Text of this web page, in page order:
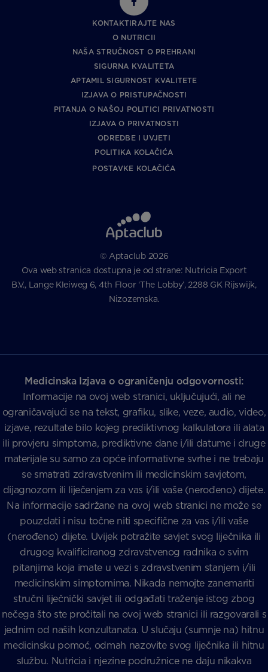
KONTAKTIRAJTE NAS
O NUTRICII
NAŠA STRUČNOST O PREHRANI
SIGURNA KVALITETA
APTAMIL SIGURNOST KVALITETE
IZJAVA O PRISTUPAČNOSTI
PITANJA O NAŠOJ POLITICI PRIVATNOSTI
IZJAVA O PRIVATNOSTI
ODREDBE I UVJETI
POLITIKA KOLAČIĆA
POSTAVKE KOLAČIĆA
© Aptaclub 2026
Ova web stranica dostupna je od strane: Nutricia Export
B.V., Lange Kleiweg 6, 4th Floor ‘The Lobby’, 2288 GK Rijswijk,
Nizozemska.
Medicinska Izjava o ograničenju odgovornosti:
Informacije na ovoj web stranici, uključujući, ali ne
ograničavajući se na tekst, grafiku, slike, veze, audio, video,
izjave, rezultate bilo kojeg prediktivnog kalkulatora ili alata
ili provjeru simptoma, prediktivne dane i/ili datume i druge
materijale su samo za opće informativne svrhe i ne trebaju
se smatrati zdravstvenim ili medicinskim savjetom,
dijagnozom ili liječenjem za vas i/ili vaše (nerođeno) dijete.
Na informacije sadržane na ovoj web stranici ne može se
pouzdati i nisu točne niti specifične za vas i/ili vaše
(nerođeno) dijete. Uvijek potražite savjet svog liječnika ili
drugog kvalificiranog zdravstvenog radnika o svim
pitanjima koja imate u vezi s zdravstvenim stanjem i/ili
medicinskim simptomima. Nikada nemojte zanemariti
stručni liječnički savjet ili odgađati traženje istog zbog
nečega što ste pročitali na ovoj web stranici ili razgovarali s
jednim od naših konzultanata. U slučaju (sumnje na) hitnu
medicinsku pomoć, odmah nazovite svog liječnika ili hitnu
službu. Nutricia i njezine podružnice ne daju nikakva